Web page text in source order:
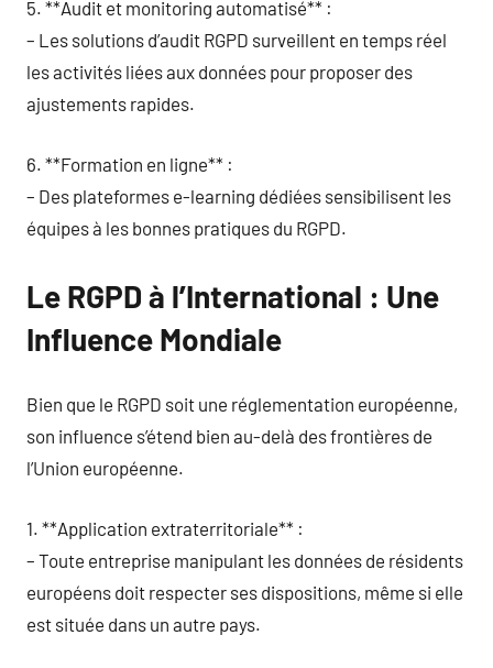
5. **Audit et monitoring automatisé** :
– Les solutions d’audit RGPD surveillent en temps réel
les activités liées aux données pour proposer des
ajustements rapides.
6. **Formation en ligne** :
– Des plateformes e-learning dédiées sensibilisent les
équipes à les bonnes pratiques du RGPD.
Le RGPD à l’International : Une
Influence Mondiale
Bien que le RGPD soit une réglementation européenne,
son influence s’étend bien au-delà des frontières de
l’Union européenne.
1. **Application extraterritoriale** :
– Toute entreprise manipulant les données de résidents
européens doit respecter ses dispositions, même si elle
est située dans un autre pays.